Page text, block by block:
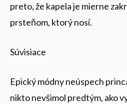
preto, že kapela je mierne
prsteňom, ktorý nosí.
Súvisiace
Epický módny neúspech
nikto nevšimol predtým, ako